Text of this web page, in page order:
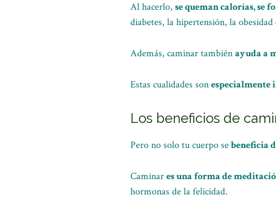
Al hacerlo, se queman calorías, se
diabetes, la hipertensión, la
Además, caminar tambiénayuda a
Estas cualidades sonespecialmente
Los beneficios de
Pero no solo tu cuerpo sebeneficia
Caminares una forma de
hormonas de la felicidad.